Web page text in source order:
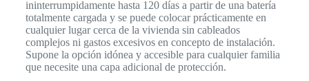
ininterrumpidamente hasta 120 días a partir de una batería
totalmente cargada y se puede colocar prácticamente en
cualquier lugar cerca de la vivienda sin cableados
complejos ni gastos excesivos en concepto de instalación.
Supone la opción idónea y accesible para cualquier familia
que necesite una capa adicional de protección.